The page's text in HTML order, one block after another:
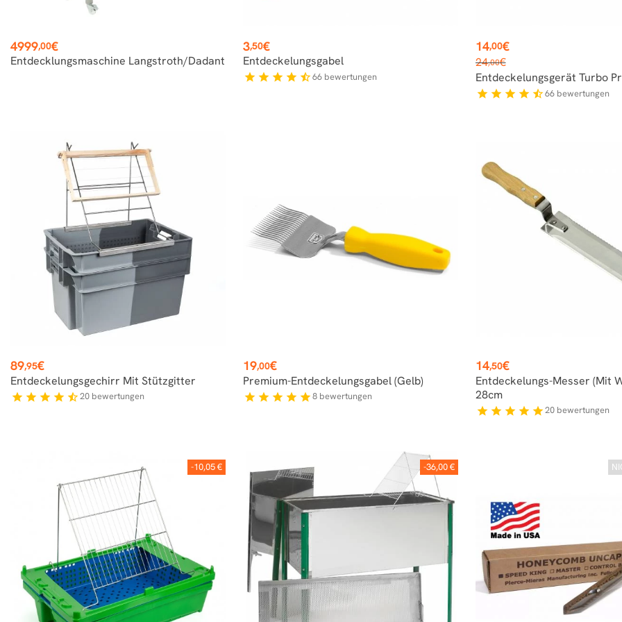
Preis
4999,00€
Entdecklungsmaschine Langstroth/Dadant
Preis
3,50€
Entdeckelungsgabel
star star star star star_half66 bewertungen
Preis
14,00€
Verkaufspreis
24,00€
Entdeckelungsgerät Turbo
star star star star star_half66 bewertungen
Preis
89,95€
Entdeckelungsgechirr Mit Stützgitter
star star star star star_half20 bewertungen
Preis
19,00€
Premium-Entdeckelungsgabel (gelb)
star star star star star8 bewertungen
Preis
14,50€
Entdeckelungs-Messer (mit
28cm
star star star star star20 bewertungen
-10,05 € -36,00 €